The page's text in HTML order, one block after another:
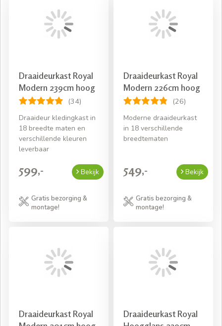
Draaideurkast Royal
Modern 239cm hoog
(34)
Draaideur kledingkast in
18 breedte maten en
verschillende kleuren
leverbaar
599,- Bekijk
Gratis bezorging &
montage!
Draaideurkast Royal
Modern 226cm hoog
(26)
Moderne draaideurkast
in 18 verschillende
breedtematen
549,- Bekijk
Gratis bezorging &
montage!
Draaideurkast Royal
Draaideurkast Royal